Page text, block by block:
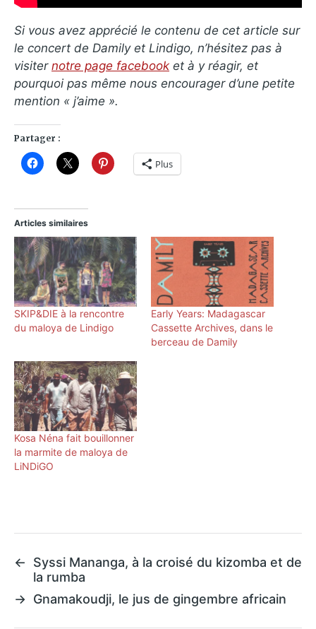
Si vous avez apprécié le contenu de cet article sur
le concert de Damily et Lindigo, n’hésitez pas à
visiter notre page facebook et à y réagir, et
pourquoi pas même nous encourager d’une petite
mention « j’aime ».
Partager :
Plus
Articles similaires
SKIP&DIE à la rencontre
du maloya de Lindigo
Early Years: Madagascar
Cassette Archives, dans le
berceau de Damily
Kosa Néna fait bouillonner
la marmite de maloya de
LiNDiGO
←
Syssi Mananga, à la croisé du kizomba et de
la rumba
→ Gnamakoudji, le jus de gingembre africain